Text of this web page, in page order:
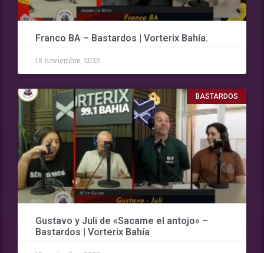
Franco BA – Bastardos | Vorterix Bahía.
18 noviembre, 2025
BASTARDOS
Gustavo y Juli de «Sacame el antojo» –
Bastardos | Vorterix Bahía